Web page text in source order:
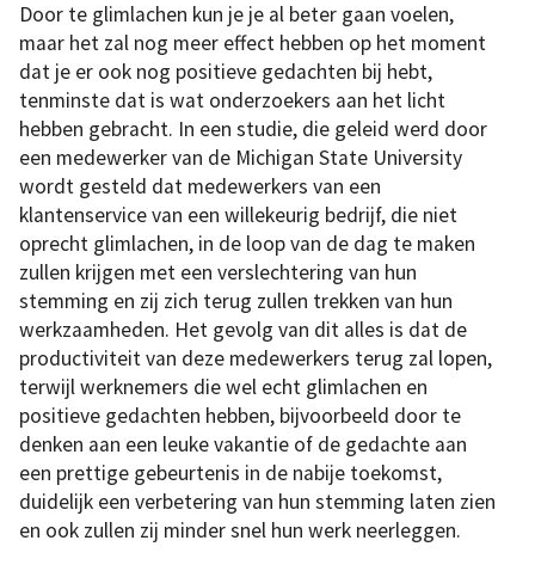
Door te glimlachen kun je je al beter gaan voelen,
maar het zal nog meer effect hebben op het moment
dat je er ook nog positieve gedachten bij hebt,
tenminste dat is wat onderzoekers aan het licht
hebben gebracht. In een studie, die geleid werd door
een medewerker van de Michigan State University
wordt gesteld dat medewerkers van een
klantenservice van een willekeurig bedrijf, die niet
oprecht glimlachen, in de loop van de dag te maken
zullen krijgen met een verslechtering van hun
stemming en zij zich terug zullen trekken van hun
werkzaamheden. Het gevolg van dit alles is dat de
productiviteit van deze medewerkers terug zal lopen,
terwijl werknemers die wel echt glimlachen en
positieve gedachten hebben, bijvoorbeeld door te
denken aan een leuke vakantie of de gedachte aan
een prettige gebeurtenis in de nabije toekomst,
duidelijk een verbetering van hun stemming laten zien
en ook zullen zij minder snel hun werk neerleggen.